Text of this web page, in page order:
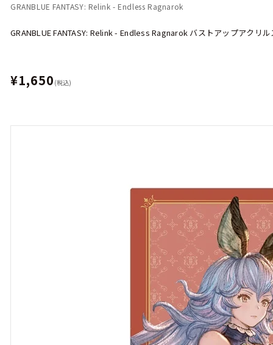
GRANBLUE FANTASY: Relink - Endless Ragnarok
GRANBLUE FANTASY: Relink - Endless Ragnarok バストアップアクリ
¥1,650 (税込)